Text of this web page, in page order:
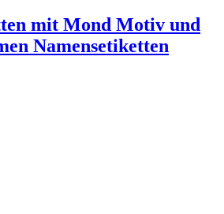
mit Mond Motiv und
Namensetiketten